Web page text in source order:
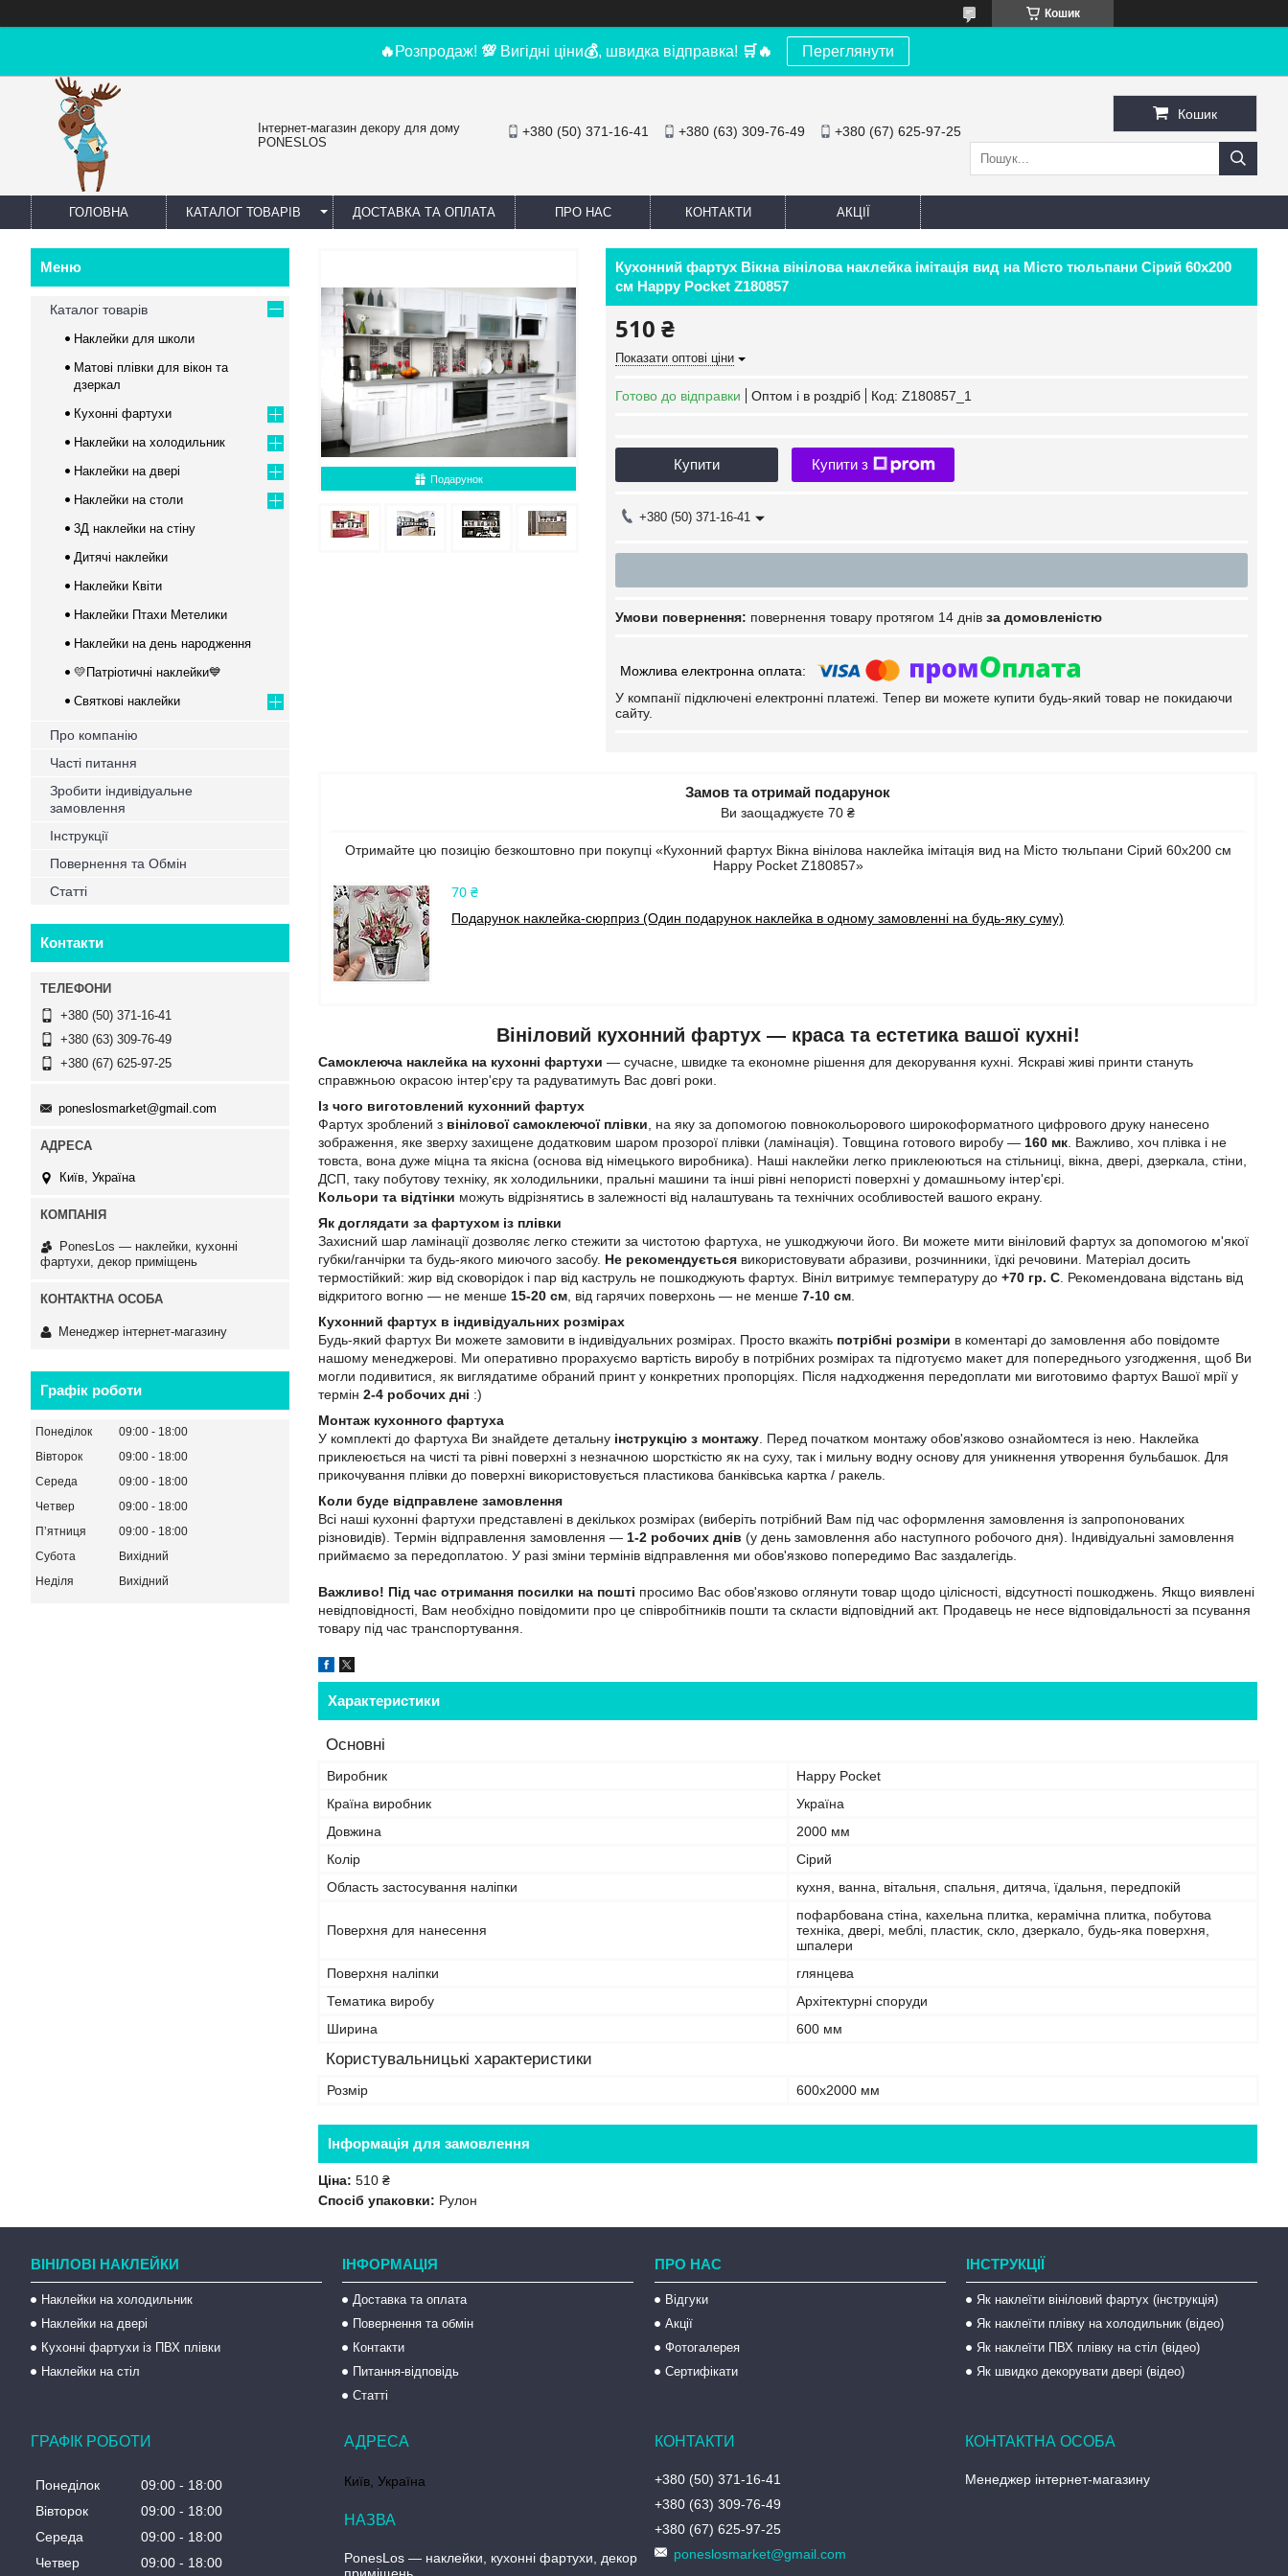
Кошик
🔥 Розпродаж! 💯 Вигідні ціни💰, швидка відправка! 🛒 🔥 Переглянути
Інтернет-магазин декору для дому
PONESLOS
+380 (50) 371-16-41 +380 (63) 309-76-49 +380 (67) 625-97-25
Кошик
ГОЛОВНА КАТАЛОГ ТОВАРІВ ДОСТАВКА ТА ОПЛАТА ПРО НАС КОНТАКТИ АКЦІЇ
Подарунок
Кухонний фартух Вікна вінілова наклейка імітація вид на Місто тюльпани Сірий 60х200
см Happy Pocket Z180857
510 ₴
Показати оптові ціни
Готово до відправки Оптом і в роздріб Код: Z180857_1
Купити Купити з
+380 (50) 371-16-41
повернення товару протягом 14 днів за домовленістю
У компанії підключені електронні платежі. Тепер ви можете купити будь-який товар не покидаючи
сайту.
Замов та отримай подарунок
Ви заощаджуєте 70 ₴
Отримайте цю позицію безкоштовно при покупці «Кухонний фартух Вікна вінілова наклейка імітація вид на Місто тюльпани Сірий 60х200 см
Happy Pocket Z180857»
70 ₴
Подарунок наклейка-сюрприз (Один подарунок наклейка в одному замовленні на будь-яку суму)
Вініловий кухонний фартух — краса та естетика вашої кухні!
Самоклеюча наклейка на кухонні фартухи — сучасне, швидке та економне рішення для декорування кухні. Яскраві живі принти стануть
справжньою окрасою інтер'єру та радуватимуть Вас довгі роки.
Із чого виготовлений кухонний фартух
Фартух зроблений з вінілової самоклеючої плівки , на яку за допомогою повнокольорового широкоформатного цифрового друку нанесено
зображення, яке зверху захищене додатковим шаром прозорої плівки (ламінація). Товщина готового виробу — 160 мк . Важливо, хоч плівка і не
товста, вона дуже міцна та якісна (основа від німецького виробника). Наші наклейки легко приклеюються на стільниці, вікна, двері, дзеркала, стіни,
ДСП, таку побутову техніку, як холодильники, пральні машини та інші рівні непористі поверхні у домашньому інтер'єрі.
Кольори та відтінки можуть відрізнятись в залежності від налаштувань та технічних особливостей вашого екрану.
Як доглядати за фартухом із плівки
Захисний шар ламінації дозволяє легко стежити за чистотою фартуха, не ушкоджуючи його. Ви можете мити вініловий фартух за допомогою м'якої
губки/ганчірки та будь-якого миючого засобу. Не рекомендується використовувати абразиви, розчинники, їдкі речовини. Матеріал досить
термостійкий: жир від сковорідок і пар від каструль не пошкоджують фартух. Вініл витримує температуру до +70 гр. С . Рекомендована відстань від
відкритого вогню — не менше 15-20 см , від гарячих поверхонь — не менше 7-10 см
Кухонний фартух в індивідуальних розмірах
Будь-який фартух Ви можете замовити в індивідуальних розмірах. Просто вкажіть потрібні розміри в коментарі до замовлення або повідомте
нашому менеджерові. Ми оперативно прорахуємо вартість виробу в потрібних розмірах та підготуємо макет для попереднього узгодження, щоб Ви
могли подивитися, як виглядатиме обраний принт у конкретних пропорціях. Після надходження передоплати ми виготовимо фартух Вашої мрії у
термін 2-4 робочих дні :)
Монтаж кухонного фартуха
У комплекті до фартуха Ви знайдете детальну інструкцію з монтажу . Перед початком монтажу обов'язково ознайомтеся із нею. Наклейка
приклеюється на чисті та рівні поверхні з незначною шорсткістю як на суху, так і мильну водну основу для уникнення утворення бульбашок. Для
прикочування плівки до поверхні використовується пластикова банківська картка / ракель.
Коли буде відправлене замовлення
Всі наші кухонні фартухи представлені в декількох розмірах (виберіть потрібний Вам під час оформлення замовлення із запропонованих
різновидів). Термін відправлення замовлення — 1-2 робочих днів (у день замовлення або наступного робочого дня). Індивідуальні замовлення
приймаємо за передоплатою. У разі зміни термінів відправлення ми обов'язково попередимо Вас заздалегідь.
Важливо! Під час отримання посилки на пошті просимо Вас обов'язково оглянути товар щодо цілісності, відсутності пошкоджень. Якщо виявлені
невідповідності, Вам необхідно повідомити про це співробітників пошти та скласти відповідний акт. Продавець не несе відповідальності за псування
товару під час транспортування.
Характеристики
Основні
Виробник
Happy Pocket
Країна виробник
Україна
Довжина
2000 мм
Колір
Сірий
Область застосування наліпки
кухня, ванна, вітальня, спальня, дитяча, їдальня, передпокій
Поверхня для нанесення
пофарбована стіна, кахельна плитка, керамічна плитка, побутова
техніка, двері, меблі, пластик, скло, дзеркало, будь-яка поверхня,
шпалери
Поверхня наліпки
глянцева
Тематика виробу
Архітектурні споруди
Ширина
600 мм
Користувальницькі характеристики
Розмір 600х2000 мм
Інформація для замовлення
Ціна: 510 ₴
Спосіб упаковки: Рулон
Каталог товарів
Наклейки для школи
Матові плівки для вікон та
дзеркал
Кухонні фартухи
Наклейки на холодильник
Наклейки на двері
Наклейки на столи
3Д наклейки на стіну
Дитячі наклейки
Наклейки Квіти
Наклейки Птахи Метелики
Наклейки на день народження
💛Патріотичні наклейки💙
Святкові наклейки
Про компанію
Часті питання
Зробити індивідуальне
замовлення
Інструкції
Повернення та Обмін
Статті
Контакти
+380 (50) 371-16-41
+380 (63) 309-76-49
+380 (67) 625-97-25
poneslosmarket@gmail.com
Київ, Україна
PonesLos ― наклейки, кухонні
фартухи, декор приміщень
Менеджер інтернет-магазину
Графік роботи
Понеділок 09:00
18:00
Вівторок
09:00
18:00
Середа
09:00
18:00
Четвер
09:00
18:00
Пʼятниця
09:00
18:00
Субота
Вихідний
Неділя
Вихідний
ВІНІЛОВІ НАКЛЕЙКИ
Наклейки на холодильник
Наклейки на двері
Кухонні фартухи із ПВХ плівки
Наклейки на стіл
ІНФОРМАЦІЯ
Доставка та оплата
Повернення та обмін
Контакти
Питання-відповідь
Статті
ПРО НАС
Відгуки
Акції
Фотогалерея
Сертифікати
ІНСТРУКЦІЇ
Як наклеїти вініловий фартух (інструкція)
Як наклеїти плівку на холодильник (відео)
Як наклеїти ПВХ плівку на стіл (відео)
Як швидко декорувати двері (відео)
ГРАФІК РОБОТИ
Понеділок 09:00
18:00
Вівторок
09:00
18:00
Середа
09:00
18:00
Четвер
09:00 18:00
Київ, Україна
PonesLos ― наклейки, кухонні фартухи, декор
+380 (50) 371-16-41
+380 (63) 309-76-49
+380 (67) 625-97-25
poneslosmarket@gmail.com
Менеджер інтернет-магазину